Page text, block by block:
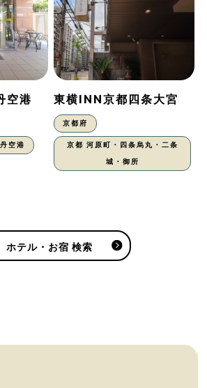
空港
空港
東横INN京都四条大宮
京都府
京都 河原町・四条烏丸・二条
城・御所
ホテル・お宿 検索